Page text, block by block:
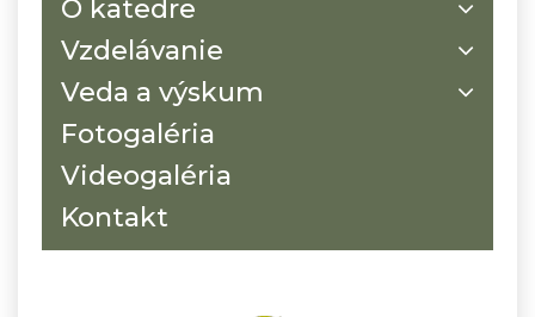
O katedre
Vzdelávanie
Veda a výskum
Fotogaléria
Videogaléria
Kontakt